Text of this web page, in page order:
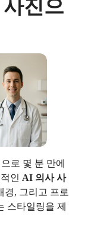
진으
으로 몇 분 만에
인 AI 의사 사
경, 그리고 프로
스타일링을 제